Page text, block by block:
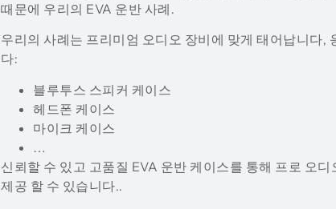
때문에 우리의 EVA 운반 사례.
우리의 사례는 프리미엄 오디오 장비에 맞게 태어납니다,
다:
블루투스 스피커 케이스
헤드폰 케이스
마이크 케이스
…
신뢰할 수 있고 고품질 EVA 운반 케이스를 통해 프로 오
제공 할 수 있습니다..